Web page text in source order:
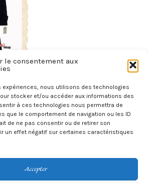
le consentement aux
expériences, nous utilisons des technologies
stocker et/ou accéder aux informations des
à ces technologies nous permettra de
que le comportement de navigation ou les ID
de ne pas consentir ou de retirer son
un effet négatif sur certaines caractéristiques
Accepter
€